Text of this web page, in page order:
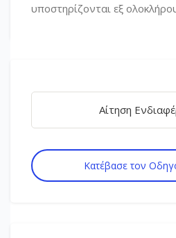
υποστηρίζονται εξ
Αίτηση
Κατέβασε τον